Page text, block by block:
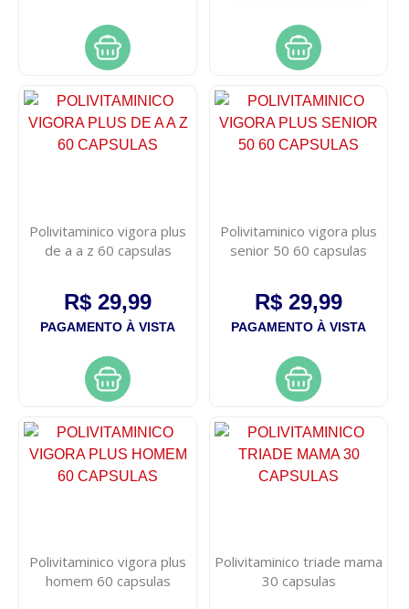
Polivitaminico vigora plus
de a a z 60 capsulas
R$ 29,99
PAGAMENTO À VISTA
Polivitaminico vigora plus
senior 50 60 capsulas
R$ 29,99
PAGAMENTO À VISTA
Polivitaminico vigora plus
homem 60 capsulas
Polivitaminico triade mama
30 capsulas